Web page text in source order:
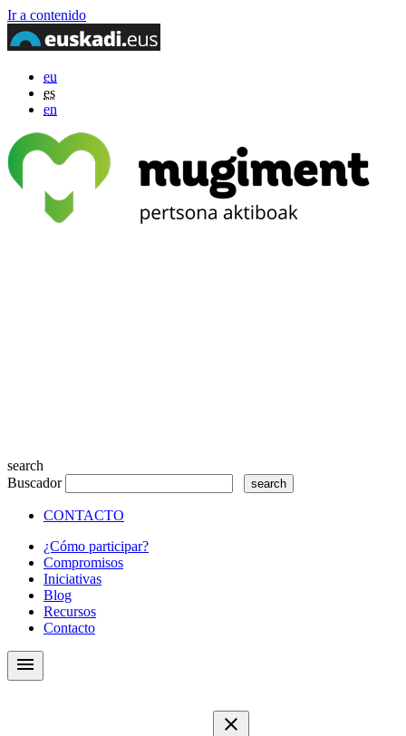
Ir a contenido
eu
es
en
search
Buscador
CONTACTO
¿Cómo participar?
Compromisos
Iniciativas
Blog
Recursos
Contacto
menu
close